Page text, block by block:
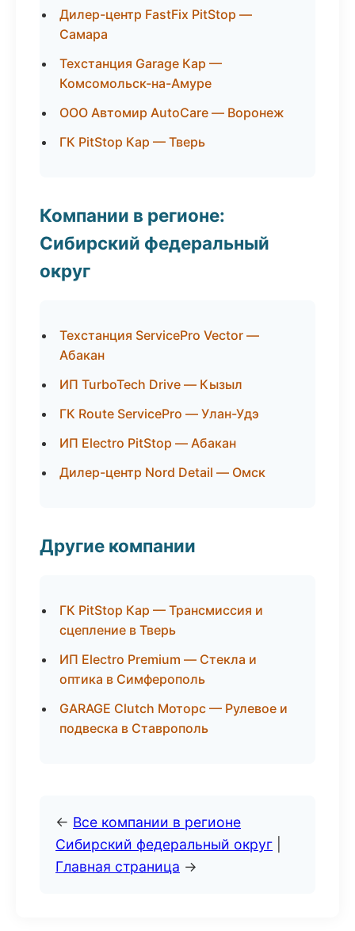
Дилер-центр FastFix PitStop —
Самара
Техстанция Garage Кар —
Комсомольск-на-Амуре
ООО Автомир AutoCare — Воронеж
ГК PitStop Кар — Тверь
Компании в регионе:
Сибирский федеральный
округ
Техстанция ServicePro Vector —
Абакан
ИП TurboTech Drive — Кызыл
ГК Route ServicePro — Улан-Удэ
ИП Electro PitStop — Абакан
Дилер-центр Nord Detail — Омск
Другие компании
ГК PitStop Кар — Трансмиссия и
сцепление в Тверь
ИП Electro Premium — Стекла и
оптика в Симферополь
GARAGE Clutch Моторс — Рулевое и
подвеска в Ставрополь
← Все компании в регионе
Сибирский федеральный округ
Главная страница →